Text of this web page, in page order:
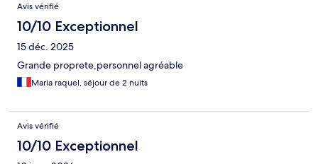
Avis vérifié
10/10 Exceptionnel
15 déc. 2025
Grande proprete,personnel agréable
Maria raquel, séjour de 2 nuits
Avis vérifié
10/10 Exceptionnel